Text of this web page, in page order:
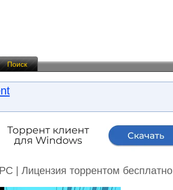
Поиск
| Лицензия торрентом бесплатно